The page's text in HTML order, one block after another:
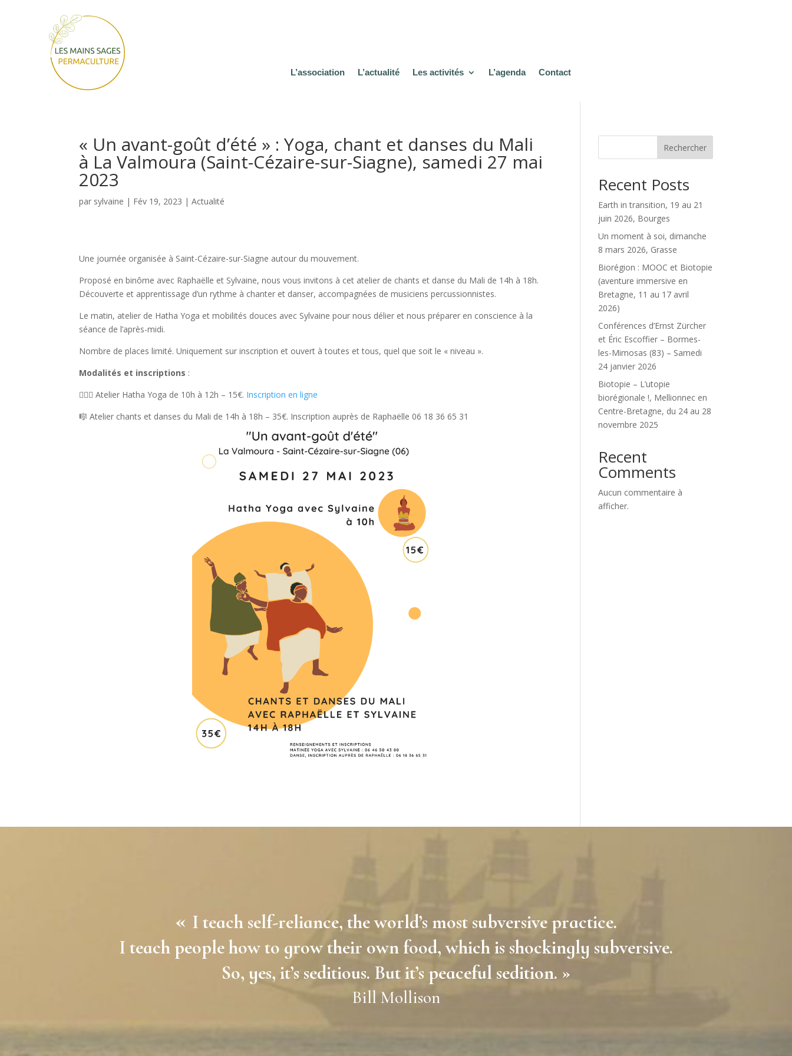
L’association L’actualité Les activités L’agenda Contact
« Un avant-goût d’été » : Yoga, chant et danses du Mali
à La Valmoura (Saint-Cézaire-sur-Siagne), samedi 27 mai
2023
par sylvaine | Fév 19, 2023 |Actualité
Une journée organisée à Saint-Cézaire-sur-Siagne autour du mouvement.
Proposé en binôme avec Raphaëlle et Sylvaine, nous vous invitons à cet atelier de chants et danse du Mali de 14h à 18h.
Découverte et apprentissage d’un rythme à chanter et danser, accompagnées de musiciens percussionnistes.
Le matin, atelier de Hatha Yoga et mobilités douces avec Sylvaine pour nous délier et nous préparer en conscience à la
séance de l’après-midi.
Nombre de places limité. Uniquement sur inscription et ouvert à toutes et tous, quel que soit le « niveau ».
Modalités et inscriptions :
🧘🏾‍♀️ Atelier Hatha Yoga de 10h à 12h – 15€. Inscription en ligne
🎼 Atelier chants et danses du Mali de 14h à 18h – 35€. Inscription auprès de Raphaëlle 06 18 36 65 31
Rechercher
Recent Posts
Earth in transition, 19 au 21
juin 2026, Bourges
Un moment à soi, dimanche
8 mars 2026, Grasse
Biorégion : MOOC et Biotopie
(aventure immersive en
Bretagne, 11 au 17 avril
2026)
Conférences d’Ernst Zürcher
et Éric Escoffier – Bormes-
les-Mimosas (83) – Samedi
24 janvier 2026
Biotopie – L’utopie
biorégionale !, Mellionnec en
Centre-Bretagne, du 24 au 28
novembre 2025
Recent
Comments
Aucun commentaire à
afficher.
« I teach self-reliance, the world’s most subversive practice.
I teach people how to grow their own food, which is shockingly subversive.
So, yes, it’s seditious. But it’s peaceful sedition. »
Bill Mollison